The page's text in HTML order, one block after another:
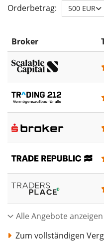
Orderbetrag: 500 EUR
Broker
Alle Angebote anzeigen
Zum vollständigen